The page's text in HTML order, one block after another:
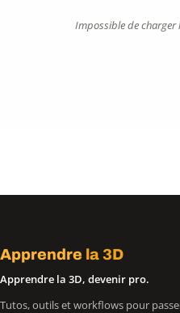
Impossible de charger
Apprendre la 3D
Apprendre la 3D, devenir pro.
Tutos, outils et workflows pour